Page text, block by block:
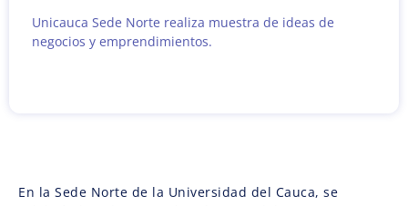
Unicauca Sede Norte realiza muestra de ideas de
negocios y emprendimientos.
En la Sede Norte de la Universidad del Cauca, se